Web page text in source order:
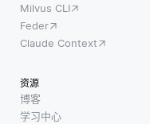
Milvus CLI
Feder
Claude Context
资源
博客
学习中心